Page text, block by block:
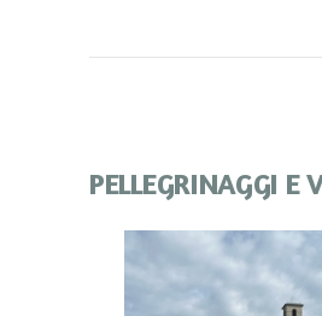
PELLEGRINAGGI E